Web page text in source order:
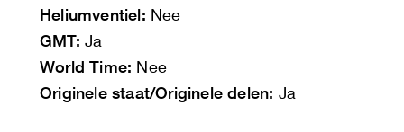
Heliumventiel: Nee
GMT: Ja
World Time: Nee
Originele staat/Originele delen: Ja